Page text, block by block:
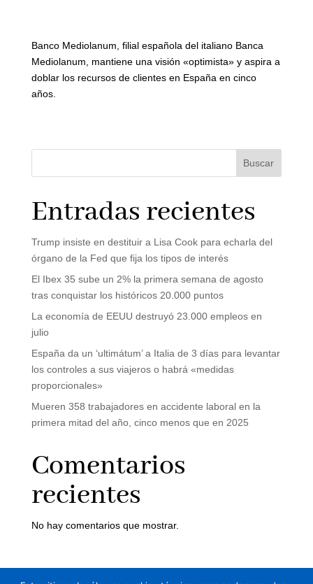
Banco Mediolanum, filial española del italiano Banca
Mediolanum, mantiene una visión «optimista» y aspira a
doblar los recursos de clientes en España en cinco
años.
Buscar
Entradas recientes
Trump insiste en destituir a Lisa Cook para echarla del
órgano de la Fed que fija los tipos de interés
El Ibex 35 sube un 2% la primera semana de agosto
tras conquistar los históricos 20.000 puntos
La economía de EEUU destruyó 23.000 empleos en
julio
España da un ‘ultimátum’ a Italia de 3 días para levantar
los controles a sus viajeros o habrá «medidas
proporcionales»
Mueren 358 trabajadores en accidente laboral en la
primera mitad del año, cinco menos que en 2025
Comentarios
recientes
No hay comentarios que mostrar.